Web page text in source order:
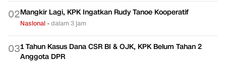
02Mangkir Lagi, KPK Ingatkan Rudy Tanoe Kooperatif
Nasional •dalam 3 jam
031 Tahun Kasus Dana CSR BI & OJK, KPK Belum Tahan 2
Anggota DPR